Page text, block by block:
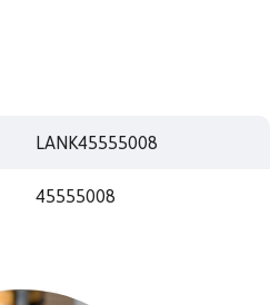
LANK45555008
45555008